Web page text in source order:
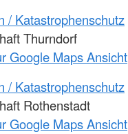
/ Katastrophenschutz
Thurndorf
Google Maps Ansicht
/ Katastrophenschutz
Rothenstadt
Google Maps Ansicht